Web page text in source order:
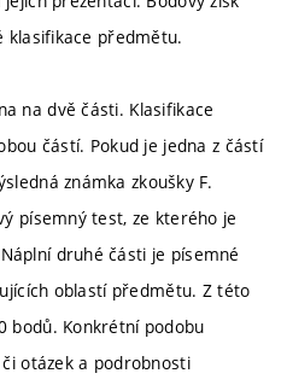
klasifikace předmětu.
na dvě části. Klasifikace
částí. Pokud je jedna z částí
známka zkoušky F.
písemný test, ze kterého je
druhé části je písemné
oblastí předmětu. Z této
bodů. Konkrétní podobu
otázek a podrobnosti